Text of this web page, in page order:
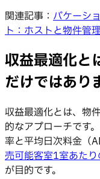
関連記事： バケーシ
ト：ホストと物件管
収益最適化と
だけではあり
収益最適化とは、物
的なアプローチです
率と平均日次料金（
売可能客室1室あた
が目的です。